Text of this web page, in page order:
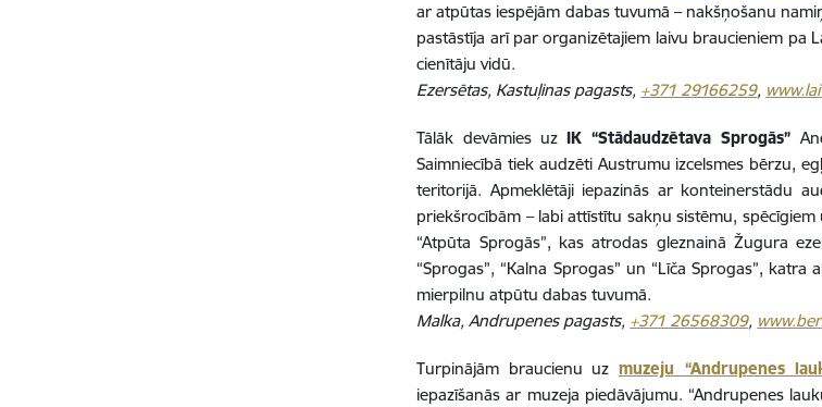
ar atpūtas iespējām dabas tuvumā – nakšņošanu
pastāstīja arī par organizētajiem laivu braucieniem pa
cienītāju vidū.
Ezersētas, Kastuļinas pagasts, +371 29166259,
Tālāk devāmies uzIK “Stādaudzētava Sprogās”
Saimniecībā tiek audzēti Austrumu izcelsmes bērzu,
teritorijā. Apmeklētāji iepazinās ar konteinerstādu
priekšrocībām – labi attīstītu sakņu sistēmu,
“Atpūta Sprogās”, kas atrodas gleznainā Žugura
“Sprogas”, “Kalna Sprogas” un “Līča Sprogas”,
mierpilnu atpūtu dabas tuvumā.
Malka, Andrupenes pagasts, +371 26568309,
Turpinājām braucienu uz muzeju “Andrupenes
iepazīšanās ar muzeja piedāvājumu. “Andrupenes